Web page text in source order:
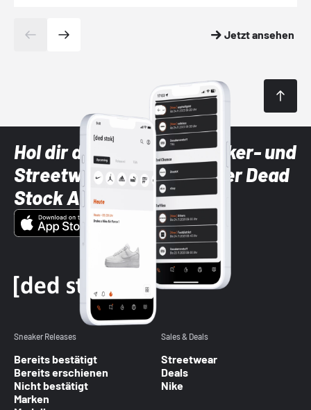
Jetzt ansehen
Hol dir die neuesten Sneaker- und
Streetwear-Brands mit der Dead
Stock App
Sneaker Releases
Bereits bestätigt
Bereits erschienen
Nicht bestätigt
Marken
Sales & Deals
Streetwear
Deals
Nike